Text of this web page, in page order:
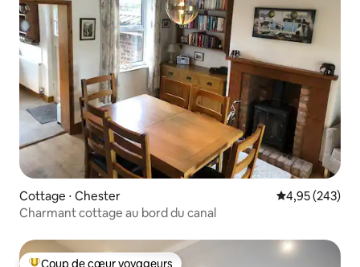
Cottage ⋅ Chester Évaluation
4,95 (243)
Charmant cottage au bord du canal
Coup de cœur voyageurs